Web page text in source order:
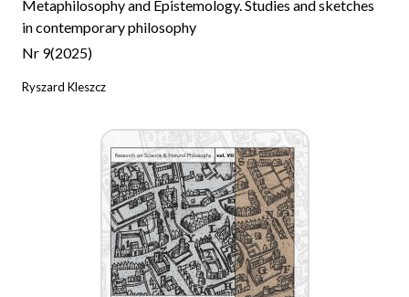
Metaphilosophy and Epistemology. Studies and sketches
in contemporary philosophy
Nr 9(2025)
Ryszard Kleszcz